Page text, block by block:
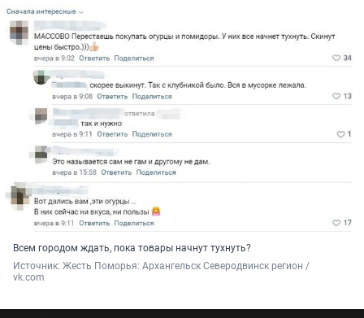
Всем городом ждать, пока товары начнут тухнуть?
Источник: Жесть Поморья: Архангельск Северодвинск регион /
vk.com